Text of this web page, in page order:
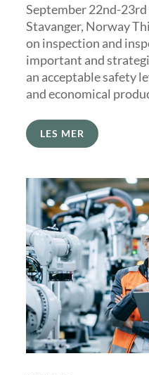
September 22nd-
Stavanger, Norway
on inspection and
important and
an acceptable safety
and economical
LES MER